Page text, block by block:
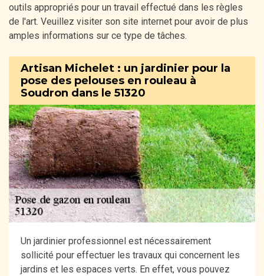
outils appropriés pour un travail effectué dans les règles
de l'art. Veuillez visiter son site internet pour avoir de plus
amples informations sur ce type de tâches.
Artisan Michelet : un jardinier pour la
pose des pelouses en rouleau à
Soudron dans le 51320
Un jardinier professionnel est nécessairement
sollicité pour effectuer les travaux qui concernent les
jardins et les espaces verts. En effet, vous pouvez